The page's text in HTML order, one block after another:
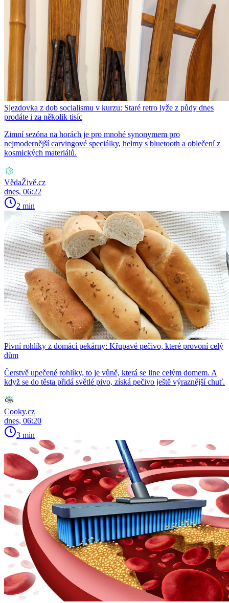
Sjezdovka z dob socialismu v kurzu: Staré retro lyže z půdy dnes
prodáte i za několik tisíc
Zimní sezóna na horách je pro mnohé synonymem pro
nejmodernější carvingové speciálky, helmy s bluetooth a oblečení z
kosmických materiálů.
VědaŽivě.cz
dnes, 06:22
2 min
Pivní rohlíky z domácí pekárny: Křupavé pečivo, které provoní celý
dům
Čerstvě upečené rohlíky, to je vůně, která se line celým domem. A
když se do těsta přidá světlé pivo, získá pečivo ještě výraznější chuť.
Cooky.cz
dnes, 06:20
3 min